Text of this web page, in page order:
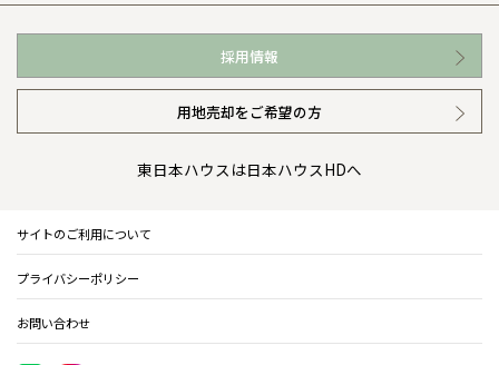
お近くの展示場
イベント情報
住まいのコラム
住まいのお手入れ集
高い信頼性
安心の管理体制
会社情報 トップ
ニュースリリース
会社概要
事業部紹介
採用情報
用地売却をご希望の方
東日本ハウスは日本ハウスHDへ
サイトのご利用について
プライバシーポリシー
お問い合わせ